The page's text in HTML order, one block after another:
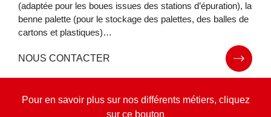
(adaptée pour les boues issues des stations d’épuration), la
benne palette (pour le stockage des palettes, des balles de
cartons et plastiques)…
NOUS CONTACTER
Pour en savoir plus sur nos différents métiers, cliquez
sur ce bouton